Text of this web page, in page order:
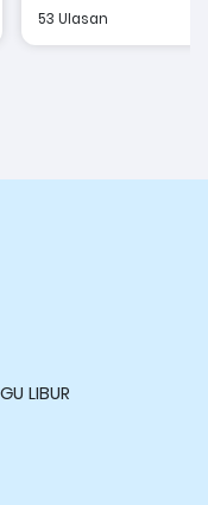
53 Ulasan
LIBUR